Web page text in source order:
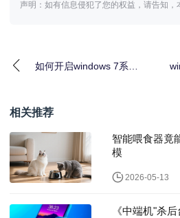
声明：如有信息侵犯了您的权益，请告知，
如何开启windows 7系统
相关推荐
智能喂食器竟
模
2026-05-13
《中端机"杀